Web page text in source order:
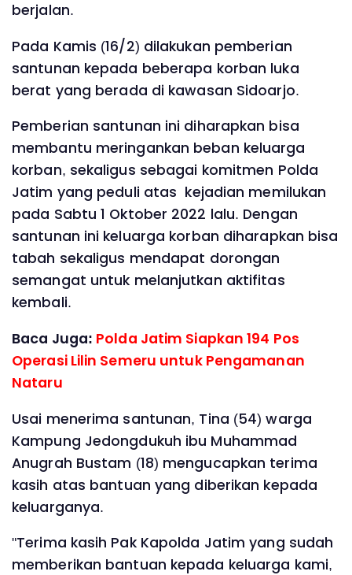
berjalan.
Pada Kamis (16/2) dilakukan pemberian
santunan kepada beberapa korban luka
berat yang berada di kawasan Sidoarjo.
Pemberian santunan ini diharapkan bisa
membantu meringankan beban keluarga
korban, sekaligus sebagai komitmen Polda
Jatim yang peduli atas kejadian memilukan
pada Sabtu 1 Oktober 2022 lalu. Dengan
santunan ini keluarga korban diharapkan bisa
tabah sekaligus mendapat dorongan
semangat untuk melanjutkan aktifitas
kembali.
Baca Juga: Polda Jatim Siapkan 194 Pos
Operasi Lilin Semeru untuk Pengamanan
Nataru
Usai menerima santunan, Tina (54) warga
Kampung Jedongdukuh ibu Muhammad
Anugrah Bustam (18) mengucapkan terima
kasih atas bantuan yang diberikan kepada
keluarganya.
"Terima kasih Pak Kapolda Jatim yang sudah
memberikan bantuan kepada keluarga kami,